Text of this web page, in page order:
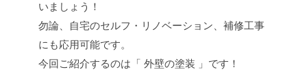
いましょう！
勿論、自宅のセルフ・リノベーション、補修工事
にも応用可能です。
今回ご紹介するのは「 外壁の塗装 」です！